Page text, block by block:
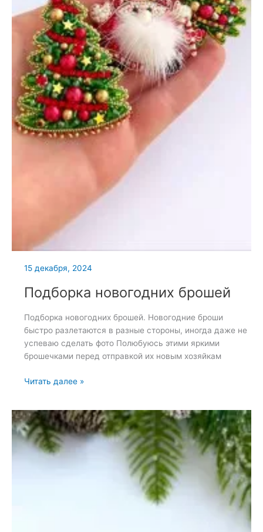
15 декабря, 2024
Подборка новогодних брошей
Подборка новогодних брошей. Новогодние броши
быстро разлетаются в разные стороны, иногда даже не
успеваю сделать фото Полюбуюсь этими яркими
брошечками перед отправкой их новым хозяйкам
Подборка
Читать далее »